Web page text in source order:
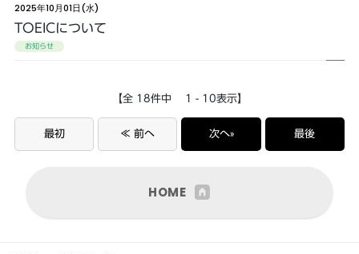
2025年10月01日(水)
TOEICについて
お知らせ
【全 18件中 1 - 10表示】
最初 ≪ 前へ 次へ» 最後
HOME